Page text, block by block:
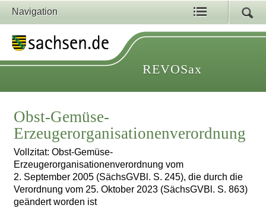
Navigation
REVOSax
Obst-Gemüse-
Erzeugerorganisationenverordnung
Vollzitat: Obst-Gemüse-
Erzeugerorganisationenverordnung vom
2. September 2005 (SächsGVBl. S. 245), die durch die
Verordnung vom 25. Oktober 2023 (SächsGVBl. S. 863)
geändert worden ist